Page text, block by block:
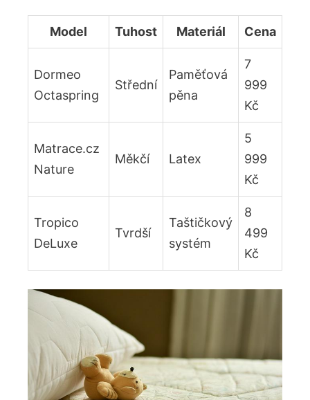
Model Tuhost Materiál Cena
Dormeo
Octaspring
Střední
Paměťová
pěna
7
999
Kč
Matrace.cz
Nature
Měkčí Latex
5
999
Kč
Tropico
DeLuxe
Tvrdší
Taštičkový
systém
8
499
Kč